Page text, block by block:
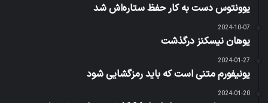
یوونتوس دست به کار حفظ ستاره‌اش شد
2024-10-07
یوهان نیسکنز درگذشت
2024-01-27
یونیفورم متنی است که باید رمزگشایی شود
2024-01-20